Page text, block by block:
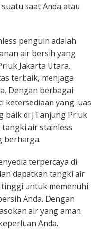
suatu saat Anda atau
penguin adalah
air bersih yang
Jakarta Utara.
terbaik, menjaga
Dengan berbagai
ketersediaan yang luas
baik di JTanjung Priuk
tangki air stainless
berharga.
terpercaya di
dapatkan tangki air
untuk memenuhi
Anda. Dengan
air yang aman
Anda.